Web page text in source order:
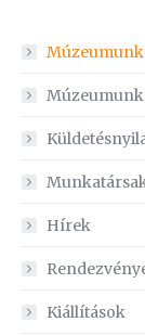
Múzeumunk
Hírek
Kiállítások